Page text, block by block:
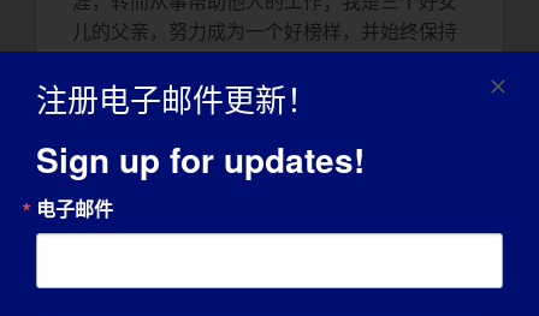
儿的父亲，努力成为一个好榜样，并始终保持
LGMD 是如何影响您成为今天的自己的？
具有讽刺意味的是，我认为 LGMD 让我变得比
我想象的还要坚强，我下定决心要让每个人都
了解这些病症，让更多人在未来的生活中过得
注册电子邮件更新！
Sign up for updates!
电子邮件